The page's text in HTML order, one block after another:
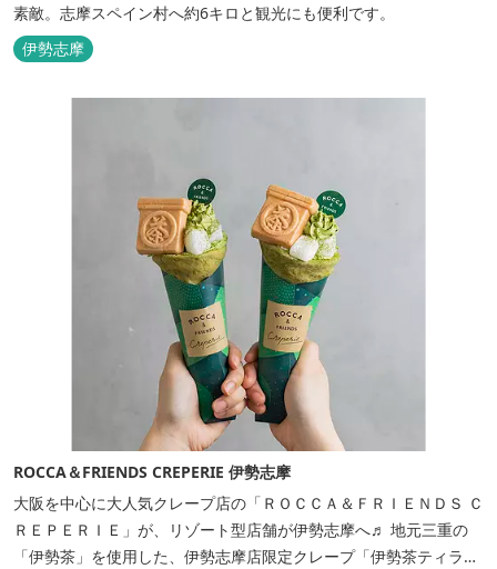
素敵。志摩スペイン村へ約6キロと観光にも便利です。
伊勢志摩
ROCCA＆FRIENDS CREPERIE 伊勢志摩
大阪を中心に大人気クレープ店の「ＲＯＣＣＡ＆ＦＲＩＥＮＤＳ Ｃ
ＲＥＰＥＲＩＥ」が、リゾート型店舗が伊勢志摩へ♬ 地元三重の
「伊勢茶」を使用した、伊勢志摩店限定クレープ「伊勢茶ティラミ